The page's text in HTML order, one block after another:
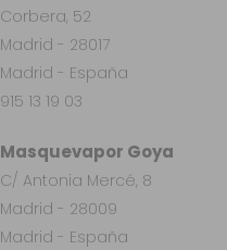
Masquevapor Goya
C/ Antonia Mercé, 8
Madrid - 28009
Madrid - España
Corbera, 52
Madrid - 28017
Madrid - España
915 13 19 03